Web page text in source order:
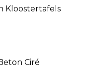
Kloostertafels
Ciré